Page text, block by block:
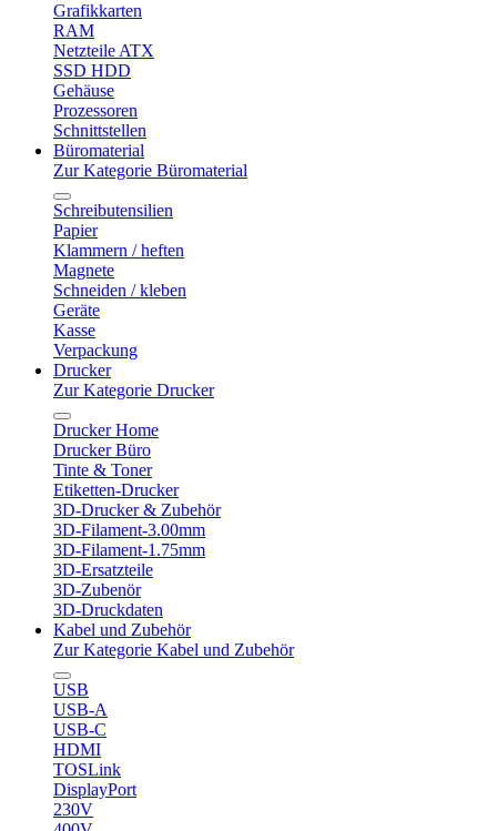
Grafikkarten
RAM
Netzteile ATX
SSD HDD
Gehäuse
Prozessoren
Schnittstellen
Büromaterial
Zur Kategorie Büromaterial
Schreibutensilien
Papier
Klammern / heften
Magnete
Schneiden / kleben
Geräte
Kasse
Verpackung
Drucker
Zur Kategorie Drucker
Drucker Home
Drucker Büro
Tinte & Toner
Etiketten-Drucker
3D-Drucker & Zubehör
3D-Filament-3.00mm
3D-Filament-1.75mm
3D-Ersatzteile
3D-Zubenör
3D-Druckdaten
Kabel und Zubehör
Zur Kategorie Kabel und Zubehör
USB
USB-A
USB-C
HDMI
TOSLink
DisplayPort
230V